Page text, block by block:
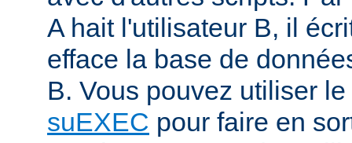
A hait l'utilisateur B, il
efface la base de
B. Vous pouvez utiliser
suEXEC pour faire en